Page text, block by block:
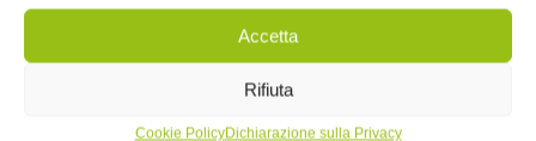
Accetta
Rifiuta
Cookie PolicyDichiarazione sulla Privacy